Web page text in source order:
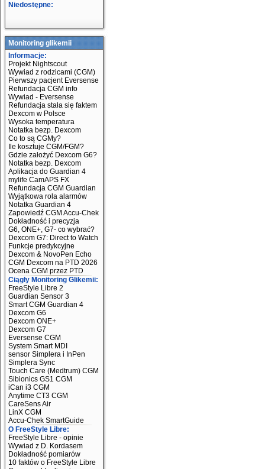
Niedostępne:
Monitoring glikemii
Informacje:
Projekt Nightscout
Wywiad z rodzicami (CGM)
Pierwszy pacjent Eversense
Refundacja CGM info
Wywiad - Eversense
Refundacja stała się faktem
Dexcom w Polsce
Wysoka temperatura
Notatka bezp. Dexcom
Co to są CGMy?
Ile kosztuje CGM/FGM?
Gdzie założyć Dexcom G6?
Notatka bezp. Dexcom
Aplikacja do Guardian 4
mylife CamAPS FX
Refundacja CGM Guardian
Wyjątkowa rola alarmów
Notatka Guardian 4
Zapowiedź CGM Accu-Chek
Dokładność i precyzja
G6, ONE+, G7- co wybrać?
Dexcom G7: Direct to Watch
Funkcje predykcyjne
Dexcom & NovoPen Echo
CGM Dexcom na PTD 2026
Ocena CGM przez PTD
Ciągły Monitoring Glikemii:
FreeStyle Libre 2
Guardian Sensor 3
Smart CGM Guardian 4
Dexcom G6
Dexcom ONE+
Dexcom G7
Eversense CGM
System Smart MDI
sensor Simplera i InPen
Simplera Sync
Touch Care (Medtrum) CGM
Sibionics GS1 CGM
iCan i3 CGM
Anytime CT3 CGM
CareSens Air
LinX CGM
Accu-Chek SmartGuide
O FreeStyle Libre:
FreeStyle Libre - opinie
Wywiad z D. Kordasem
Dokładność pomiarów
10 faktów o FreeStyle Libre